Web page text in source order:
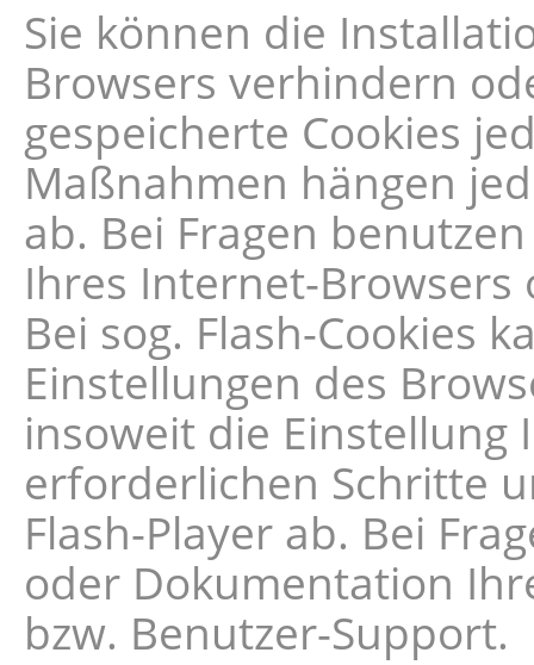
Sie können die
Browsers verhindern
gespeicherte Cookies
Maßnahmen hängen
ab. Bei Fragen
Ihres Internet-
Bei sog. Flash-Cookies
Einstellungen des
insoweit die Einstellung
erforderlichen Schritte
Flash-Player ab. Bei
oder Dokumentation
bzw. Benutzer-Support.